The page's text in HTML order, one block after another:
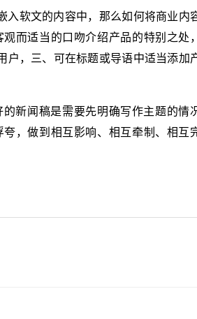
入软文的内容中，那么如何将商业内
而适当的口吻介绍产品的特别之处，
户，三、可在标题或导语中适当添加
新闻稿是需要先明确写作主题的情
，做到相互影响、相互牵制、相互